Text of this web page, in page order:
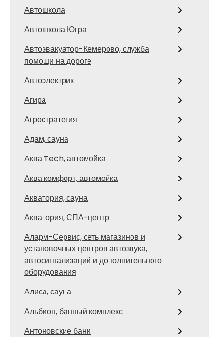
Автошкола
Автошкола Югра
Автоэвакуатор-Кемерово, служба
помощи на дороге
Автоэлектрик
Агира
Агростратегия
Адам, сауна
Аква Tech, автомойка
Аква комфорт, автомойка
Акватория, сауна
Акватория, СПА-центр
Аларм-Сервис, сеть магазинов и
установочных центров автозвука,
автосигнализаций и дополнительного
оборудования
Алиса, сауна
Альбион, банный комплекс
Антоновские бани